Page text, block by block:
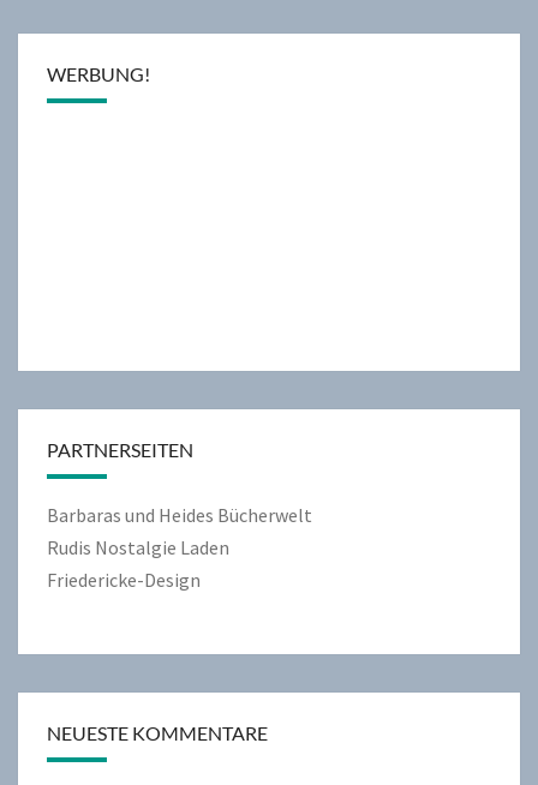
WERBUNG!
PARTNERSEITEN
Barbaras und Heides Bücherwelt
Rudis Nostalgie Laden
Friedericke-Design
NEUESTE KOMMENTARE